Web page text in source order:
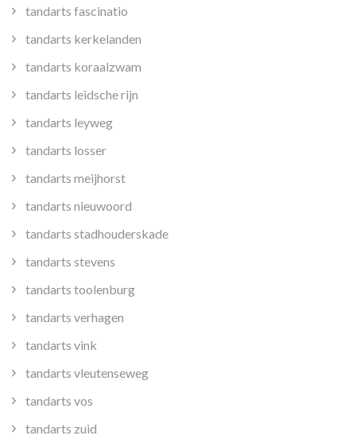
tandarts fascinatio
tandarts kerkelanden
tandarts koraalzwam
tandarts leidsche rijn
tandarts leyweg
tandarts losser
tandarts meijhorst
tandarts nieuwoord
tandarts stadhouderskade
tandarts stevens
tandarts toolenburg
tandarts verhagen
tandarts vink
tandarts vleutenseweg
tandarts vos
tandarts zuid